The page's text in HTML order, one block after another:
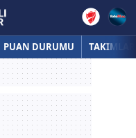
PUAN DURUMU TAKIMLAR